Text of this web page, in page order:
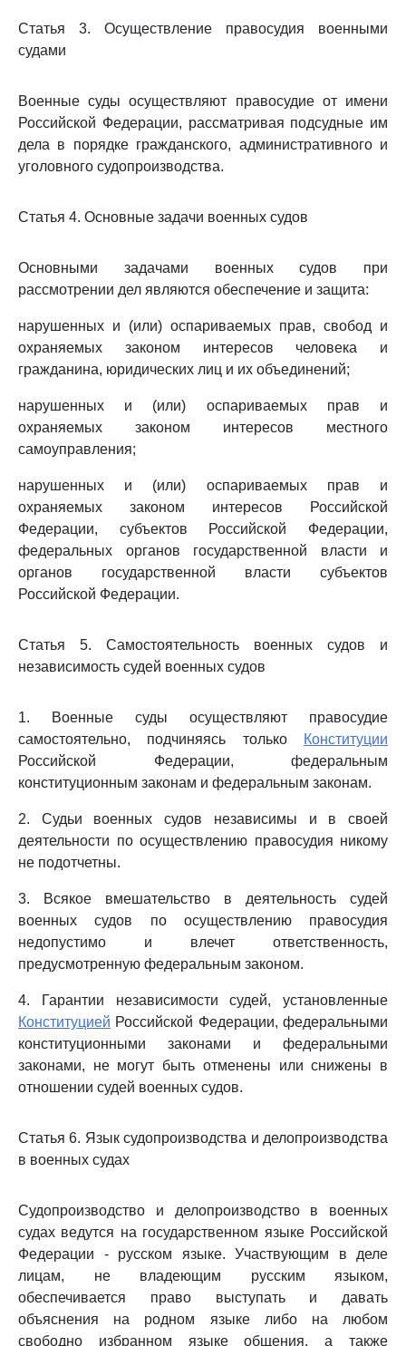
Статья 3. Осуществление правосудия военными
судами
Военные суды осуществляют правосудие от имени
Российской Федерации, рассматривая подсудные им
дела в порядке гражданского, административного и
уголовного судопроизводства.
Статья 4. Основные задачи военных судов
Основными задачами военных судов при
рассмотрении дел являются обеспечение и защита:
нарушенных и (или) оспариваемых прав, свобод и
охраняемых законом интересов человека и
гражданина, юридических лиц и их объединений;
нарушенных и (или) оспариваемых прав и
охраняемых законом интересов местного
самоуправления;
нарушенных и (или) оспариваемых прав и
охраняемых законом интересов Российской
Федерации, субъектов Российской Федерации,
федеральных органов государственной власти и
органов государственной власти субъектов
Российской Федерации.
Статья 5. Самостоятельность военных судов и
независимость судей военных судов
1. Военные суды осуществляют правосудие
самостоятельно, подчиняясь только
Конституции
Российской Федерации, федеральным
конституционным законам и федеральным законам.
2. Судьи военных судов независимы и в своей
деятельности по осуществлению правосудия никому
не подотчетны.
3. Всякое вмешательство в деятельность судей
военных судов по осуществлению правосудия
недопустимо и влечет ответственность,
предусмотренную федеральным законом.
4. Гарантии независимости судей, установленные
Конституцией Российской Федерации, федеральными
конституционными законами и федеральными
законами, не могут быть отменены или снижены в
отношении судей военных судов.
Статья 6. Язык судопроизводства и делопроизводства
в военных судах
Судопроизводство и делопроизводство в военных
судах ведутся на государственном языке Российской
Федерации - русском языке. Участвующим в деле
лицам, не владеющим русским языком,
обеспечивается право выступать и давать
объяснения на родном языке либо на любом
свободно избранном языке общения, а также